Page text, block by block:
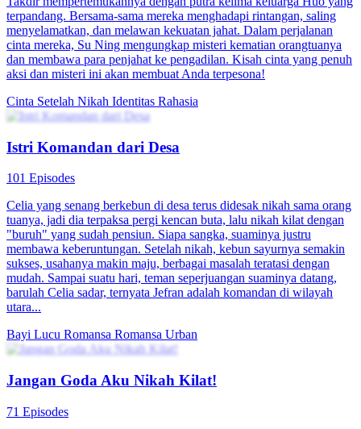
Suami Mati Palsu, Aku Nikah Lagi
55 Episodes
pertamanya. Setelah istrinya Nadia mengetahui kebenaran yang
pahit...Tonton Suami Mati Palsu, Aku Nikah Lagi secara gratis di